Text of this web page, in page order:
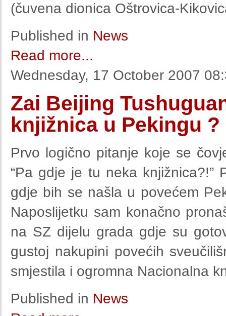
(čuvena dionica Oštrovica-
Published in News
Read more...
Wednesday, 17 October 2007
Zai Beijing
knjižnica u Pekingu ?
Prvo logično pitanje koje se
“Pa gdje je tu neka knjižnica?!”
gdje bih se našla u povećem
Naposlijetku sam konačno
na SZ dijelu grada gdje su
gustoj nakupini povećih
smjestila i ogromna Nacionalna
Published in News